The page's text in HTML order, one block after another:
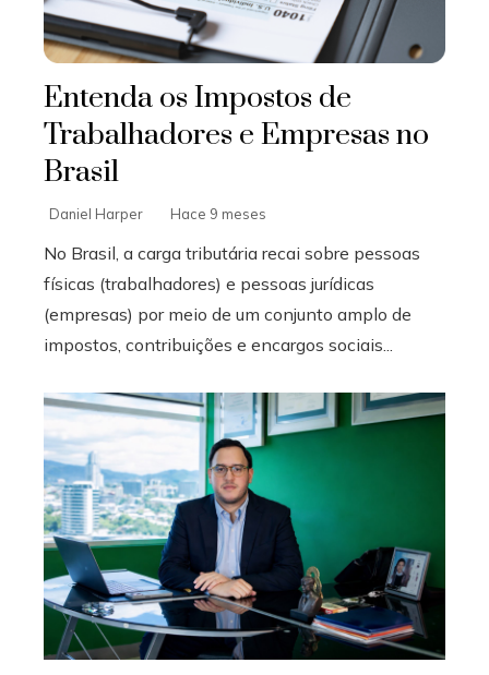
Entenda os Impostos de
Trabalhadores e Empresas no
Brasil
Daniel Harper Hace 9 meses
No Brasil, a carga tributária recai sobre pessoas
físicas (trabalhadores) e pessoas jurídicas
(empresas) por meio de um conjunto amplo de
impostos, contribuições e encargos sociais...